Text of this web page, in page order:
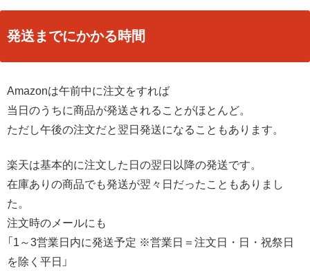
発送までにかかる時間
Amazonは午前中に注文をすれば
当日のうちに商品が発送されることがほとんど。
ただし午後の注文だと翌日発送になることもあります。
楽天は基本的に注文した日の翌日以降の発送です。
在庫ありの商品でも発送が翌々日だったこともありまし
た。
注文時のメールにも
「1～3営業日内に発送予定 ※営業日＝注文日・日・祝祭日
を除く平日」